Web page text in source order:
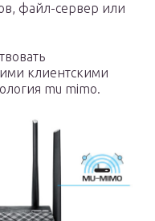
файл-сервер или
клиентскими
mu mimo.